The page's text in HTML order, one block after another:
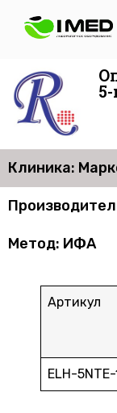
Клиника:
Метод: ИФА
Артикул
ELH-5NTE-